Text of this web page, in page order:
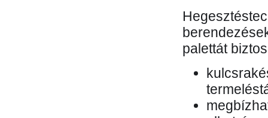
palettát